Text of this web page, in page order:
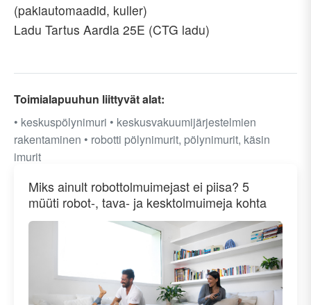
(pakiautomaadid, kuller)
Ladu Tartus Aardla 25E (CTG ladu)
Toimialapuuhun liittyvät alat:
• keskuspölynimuri • keskusvakuumijärjestelmien
rakentaminen • robotti pölynimurit, pölynimurit, käsin
imurit
Miks ainult robottolmuimejast ei piisa? 5
müüti robot-, tava- ja kesktolmuimeja kohta